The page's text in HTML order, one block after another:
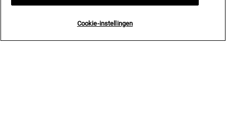
Cookie-instellingen